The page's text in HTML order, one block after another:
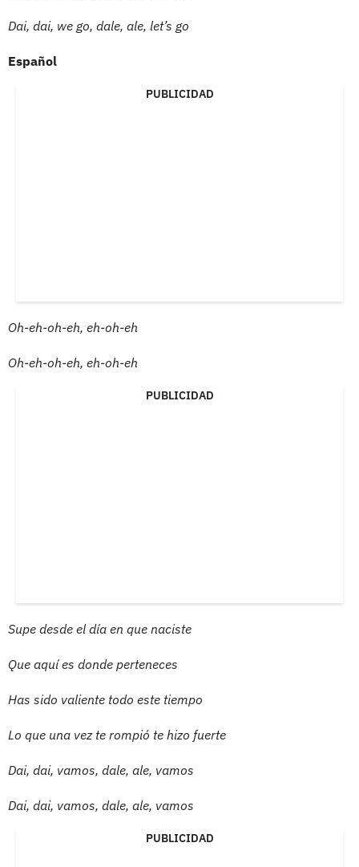
Dai, dai, we go, dale, ale, let’s go
Español
PUBLICIDAD
Oh-eh-oh-eh, eh-oh-eh
Oh-eh-oh-eh, eh-oh-eh
PUBLICIDAD
Supe desde el día en que naciste
Que aquí es donde perteneces
Has sido valiente todo este tiempo
Lo que una vez te rompió te hizo fuerte
Dai, dai, vamos, dale, ale, vamos
Dai, dai, vamos, dale, ale, vamos
PUBLICIDAD